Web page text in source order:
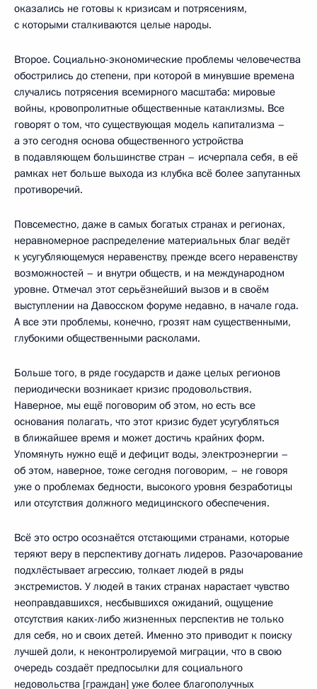
оказались не готовы к кризисам и потрясениям,
с которыми сталкиваются целые народы.
Второе. Социально-экономические проблемы человечества
обострились до степени, при которой в минувшие времена
случались потрясения всемирного масштаба: мировые
войны, кровопролитные общественные катаклизмы. Все
говорят о том, что существующая модель капитализма –
а это сегодня основа общественного устройства
в подавляющем большинстве стран – исчерпала себя, в её
рамках нет больше выхода из клубка всё более запутанных
противоречий.
Повсеместно, даже в самых богатых странах и регионах,
неравномерное распределение материальных благ ведёт
к усугубляющемуся неравенству, прежде всего неравенству
возможностей – и внутри обществ, и на международном
уровне. Отмечал этот серьёзнейший вызов и в своём
выступлении на Давосском форуме недавно, в начале года.
А все эти проблемы, конечно, грозят нам существенными,
глубокими общественными расколами.
Больше того, в ряде государств и даже целых регионов
периодически возникает кризис продовольствия.
Наверное, мы ещё поговорим об этом, но есть все
основания полагать, что этот кризис будет усугубляться
в ближайшее время и может достичь крайних форм.
Упомянуть нужно ещё и дефицит воды, электроэнергии –
об этом, наверное, тоже сегодня поговорим, – не говоря
уже о проблемах бедности, высокого уровня безработицы
или отсутствия должного медицинского обеспечения.
Всё это остро осознаётся отстающими странами, которые
теряют веру в перспективу догнать лидеров. Разочарование
подхлёстывает агрессию, толкает людей в ряды
экстремистов. У людей в таких странах нарастает чувство
неоправдавшихся, несбывшихся ожиданий, ощущение
отсутствия каких-либо жизненных перспектив не только
для себя, но и своих детей. Именно это приводит к поиску
лучшей доли, к неконтролируемой миграции, что в свою
очередь создаёт предпосылки для социального
недовольства [граждан] уже более благополучных